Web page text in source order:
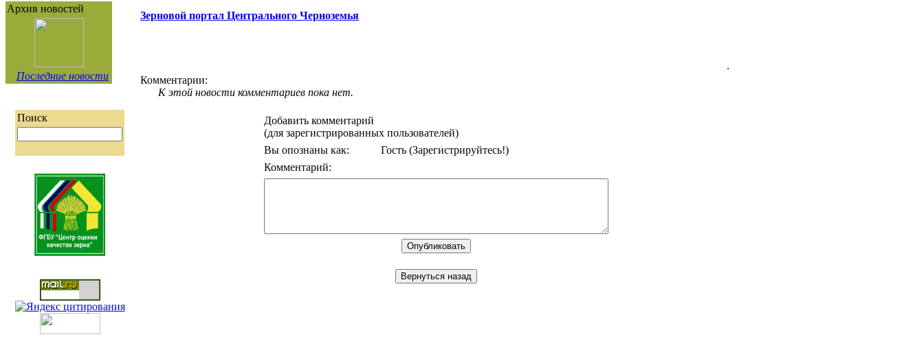
Архив новостей
Последние новости
Поиск
Зерновой портал Центрального Черноземья
.
Комментарии:
К этой новости комментариев пока нет.
Добавить комментарий
(для зарегистрированных пользователей)
Вы опознаны как:
Гость (Зарегистрируйтесь!)
Комментарий: